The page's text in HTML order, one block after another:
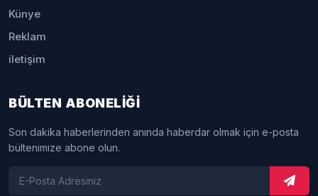
Künye
Reklam
iletişim
BÜLTEN ABONELİĞİ
Son dakika haberlerinden anında haberdar olmak için e-posta
bültenimize abone olun.